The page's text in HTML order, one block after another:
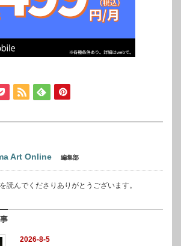
Art Online 編集部
読んでくださりありがとうございます。
2026-8-5